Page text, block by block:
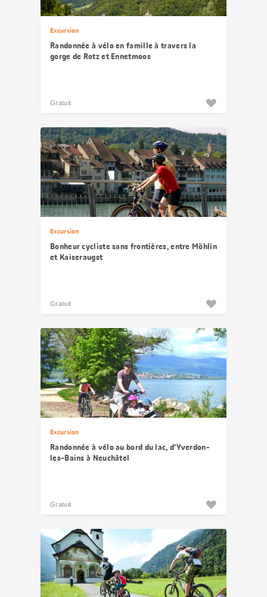
Excursion
Randonnée à vélo en famille à travers la
gorge de Rotz et Ennetmoos
Gratuit
Excursion
Bonheur cycliste sans frontières, entre Möhlin
et Kaiseraugst
Gratuit
Excursion
Randonnée à vélo au bord du lac, d’Yverdon-
les-Bains à Neuchâtel
Gratuit